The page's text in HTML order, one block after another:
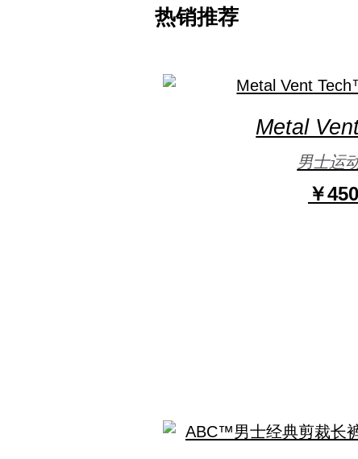
热销推荐
Metal
男士运
￥